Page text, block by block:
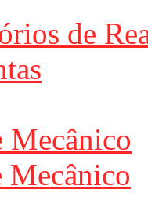
de
Mecânico
Mecânico